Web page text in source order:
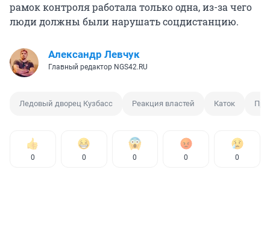
рамок контроля работала только одна, из-за чего
люди должны были нарушать соцдистанцию.
Александр Левчук
Главный редактор NGS42.RU
Ледовый дворец Кузбасс Реакция властей Каток
0 0 0 0 0